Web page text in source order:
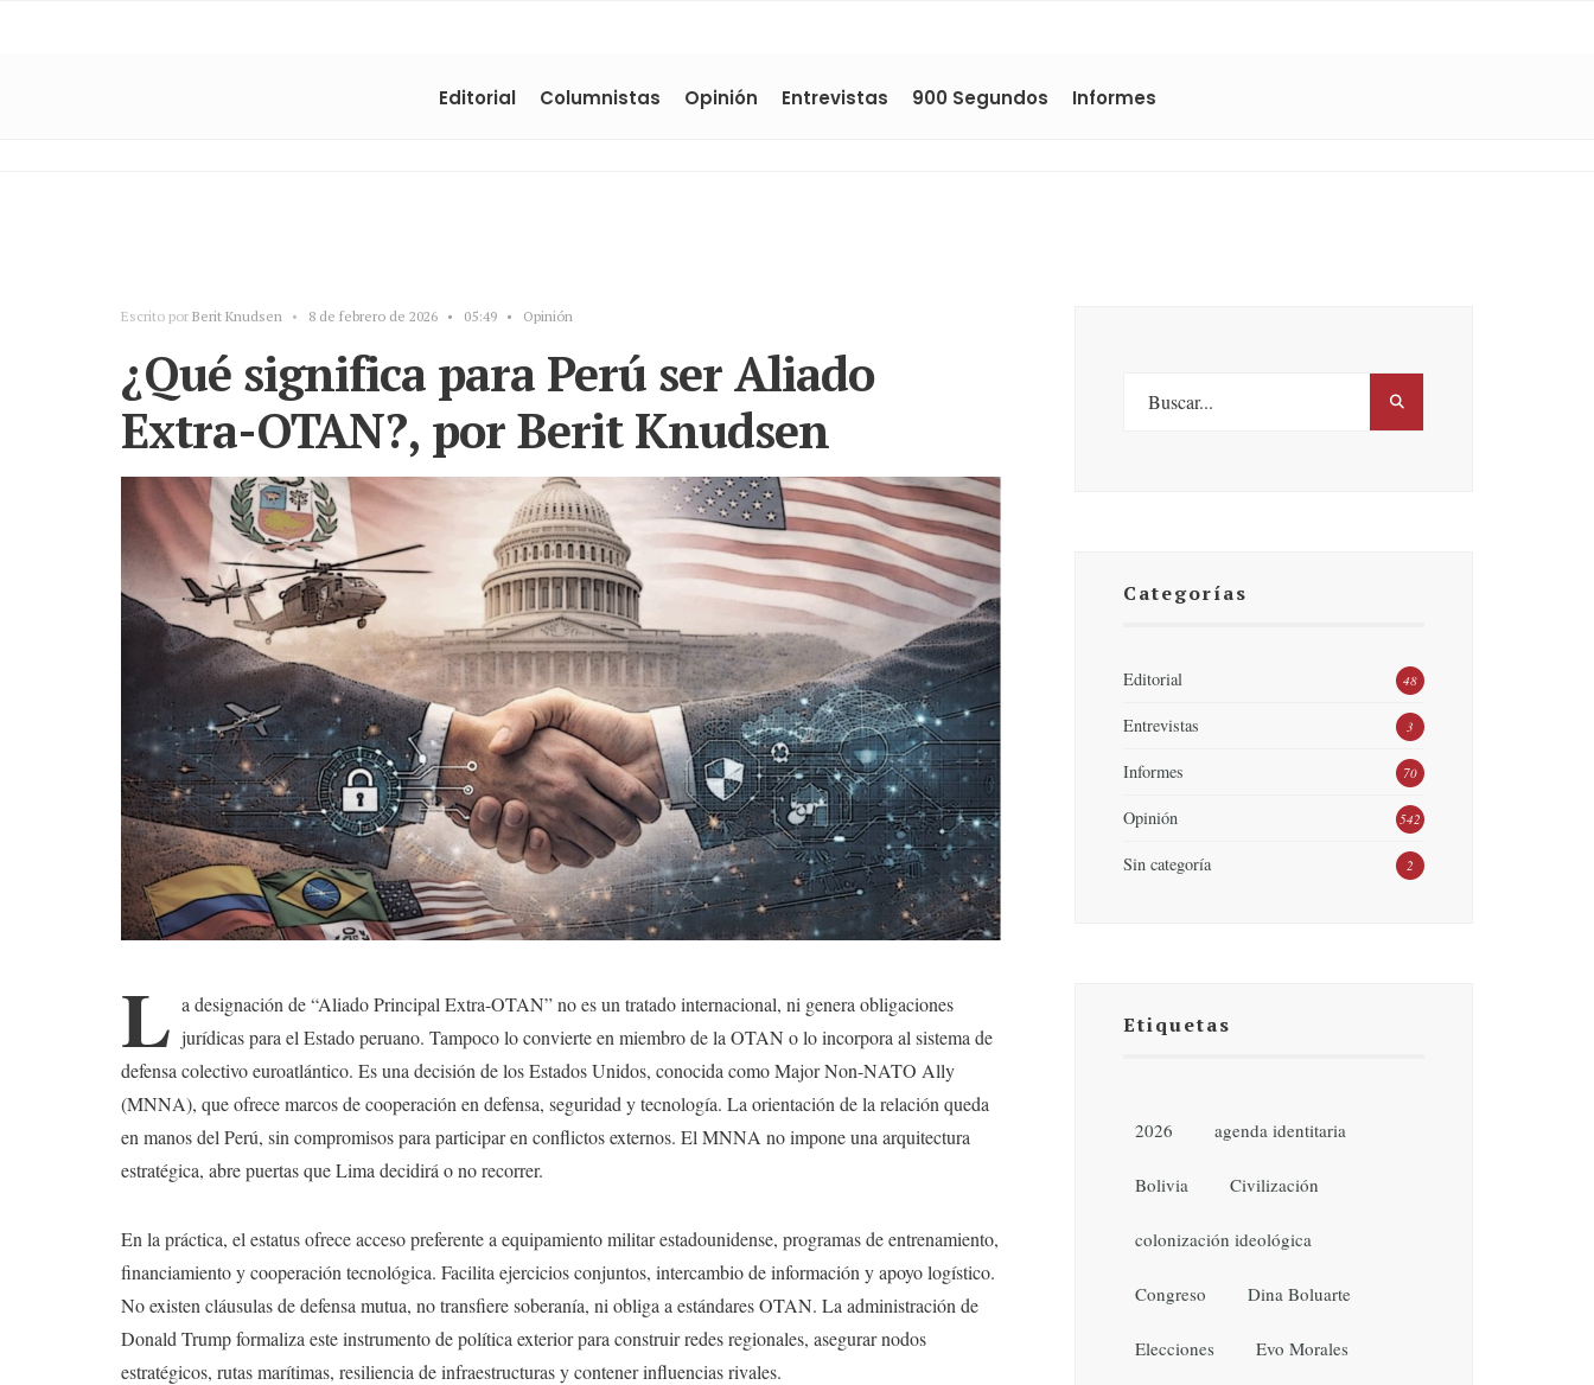
Editorial Columnistas Opinión Entrevistas 900 Segundos Informes
Escrito por Berit Knudsen • 8 de febrero de 2026 • 05:49 • Opinión
¿Qué significa para Perú ser Aliado
Extra-OTAN?, por Berit Knudsen
L a designación de “Aliado Principal Extra-OTAN” no es un tratado internacional, ni genera obligaciones
jurídicas para el Estado peruano. Tampoco lo convierte en miembro de la OTAN o lo incorpora al sistema de
defensa colectivo euroatlántico. Es una decisión de los Estados Unidos, conocida como Major Non-NATO Ally
(MNNA), que ofrece marcos de cooperación en defensa, seguridad y tecnología. La orientación de la relación queda
en manos del Perú, sin compromisos para participar en conflictos externos. El MNNA no impone una arquitectura
estratégica, abre puertas que Lima decidirá o no recorrer.
En la práctica, el estatus ofrece acceso preferente a equipamiento militar estadounidense, programas de entrenamiento,
financiamiento y cooperación tecnológica. Facilita ejercicios conjuntos, intercambio de información y apoyo logístico.
No existen cláusulas de defensa mutua, no transfiere soberanía, ni obliga a estándares OTAN. La administración de
Donald Trump formaliza este instrumento de política exterior para construir redes regionales, asegurar nodos
estratégicos, rutas marítimas, resiliencia de infraestructuras y contener influencias rivales.
Categorías
Editorial 48
Entrevistas 3
Informes 70
Opinión 542
Sin categoría 2
Etiquetas
2026 agenda identitaria
Bolivia Civilización
colonización ideológica
Congreso Dina Boluarte
Elecciones Evo Morales